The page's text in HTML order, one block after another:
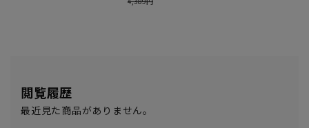
閲覧履歴
最近見た商品がありません。